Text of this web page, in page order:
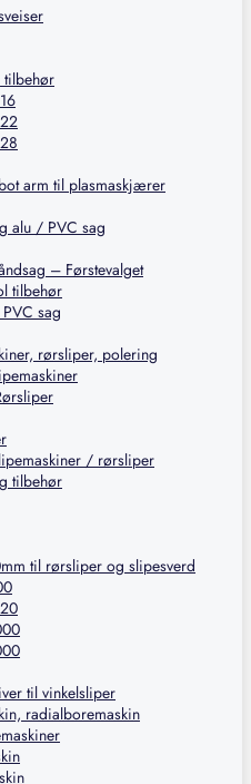
arm til plasmaskjærer
alu / PVC sag
– Førstevalget
tilbehør
sag
rørsliper, polering
/ rørsliper
tilbehør
til rørsliper og slipesverd
til vinkelsliper
radialboremaskin